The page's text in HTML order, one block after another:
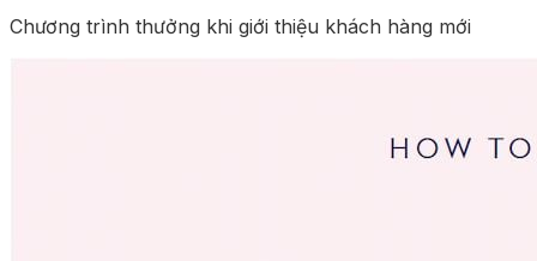
Chương trình thưởng khi giới thiệu khách hàng mới